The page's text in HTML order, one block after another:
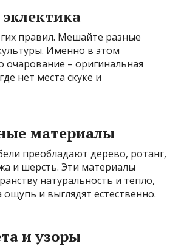
правил. Мешайте разные
Именно в этом
очарование – оригинальная
нет места скуке и
материалы
преобладают дерево, ротанг,
и шерсть. Эти материалы
натуральность и тепло,
и выглядят естественно.
и узоры